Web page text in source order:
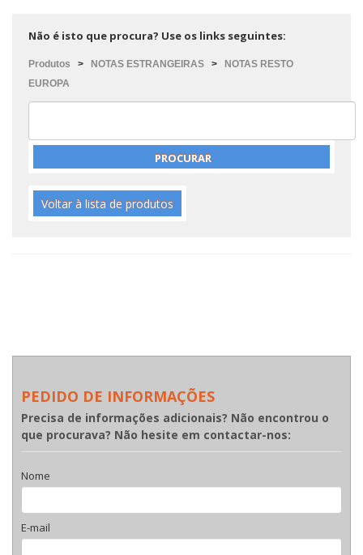
Não é isto que procura? Use os links seguintes:
Produtos > NOTAS ESTRANGEIRAS >
NOTAS RESTO
EUROPA
Voltar à lista de produtos
PEDIDO DE INFORMAÇÕES
Precisa de informações adicionais? Não encontrou o
que procurava? Não hesite em contactar-nos:
Nome
E-mail